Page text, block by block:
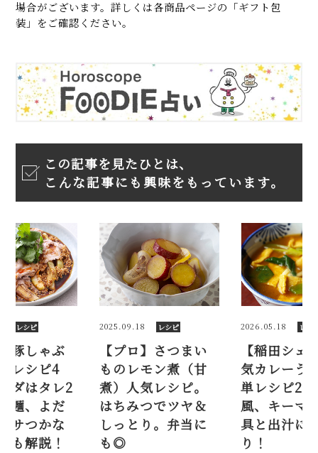
場合がございます。詳しくは各商品ページの「ギフト包
装」をご確認ください。
この記事を見たひとは、
こんな記事にも興味をもっています。
レシピ
】さつまい
モン煮（甘
気レシピ。
つでツヤ＆
り。弁当に
2026.05.18 レシピ
【稲田シェフ】人
気カレーうどん簡
単レシピ2品（京都
風、キーマ風）。
具と出汁に技あ
り！
2026.04.16
【簡単】
肉の人気
品。サラ
種、つ
れ豚。パ
い茹で方